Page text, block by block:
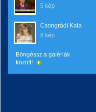
5 kép
Csongrádi Kata
8 kép
Böngéssz a galériák
között!